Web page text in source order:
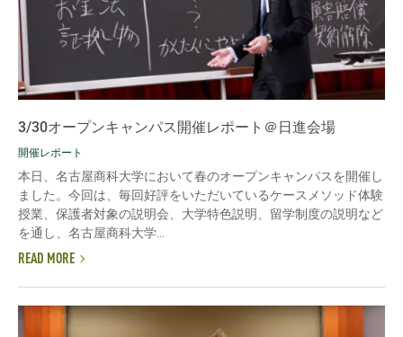
3/30オープンキャンパス開催レポート＠日進会場
開催レポート
本日、名古屋商科大学において春のオープンキャンパスを開催し
ました。今回は、毎回好評をいただいているケースメソッド体験
授業、保護者対象の説明会、大学特色説明、留学制度の説明など
を通し、名古屋商科大学...
READ MORE